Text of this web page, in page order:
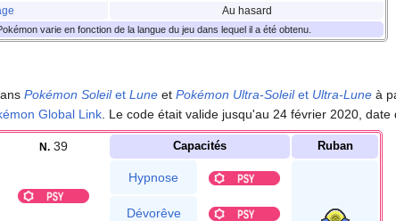
Au hasard
varie en fonction de la langue du jeu dans lequel il a été obtenu.
Pokémon Soleilet Lune et Pokémon Ultra-Soleilet Ultra-Lune à
Global Link . Le code était valide jusqu'au 24 février 2020,
N. 39 Capacités Ruban
Hypnose
Dévorêve